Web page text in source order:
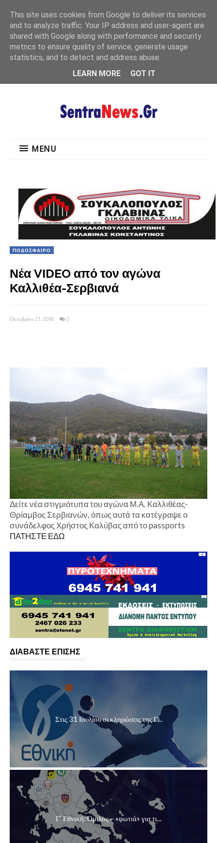
MENU
MENU
ΠΟΔΟΣΦΑΙΡΟ
Νέα VIDEO από τον αγώνα
Καλλιθέα-Σερβιανά
Οκτωβρίου 21, 2018 0
Δείτε νέα στιγμιότυπα του αγώνα Μ.Α. Καλλιθέας-
Θρίαμβος Σερβιανών, όπως αυτά τα κατέγραψε ο
συνάδελφος Χρήστος Καλύβας από το passports
ΠΑΤΗΣΤΕ ΕΔΩ
ΔΙΑΒΑΣΤΕ ΕΠΙΣΗΣ
Στις 31 Ιουλίου οι κληρώσεις της Γ...
Γ’ Εθνική: Όμιλος – «φωτιά» για τι...
This site uses cookies from Google to deliver its services
and to analyze traffic. Your IP address and user-agent are
shared with Google along with performance and security
metrics to ensure quality of service, generate usage
statistics, and to detect and address abuse.
LEARN MORE
GOT IT